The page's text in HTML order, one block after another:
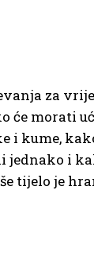
za
će morati
i kume,
i
tijelo je